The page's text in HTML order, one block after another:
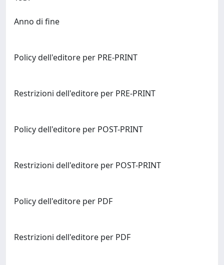
Anno di fine
Policy dell'editore per PRE-PRINT
Restrizioni dell'editore per PRE-PRINT
Policy dell'editore per POST-PRINT
Restrizioni dell'editore per POST-PRINT
Policy dell'editore per PDF
Restrizioni dell'editore per PDF